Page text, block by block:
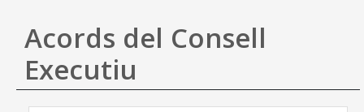
Ajuda
Acords del Consell
Executiu